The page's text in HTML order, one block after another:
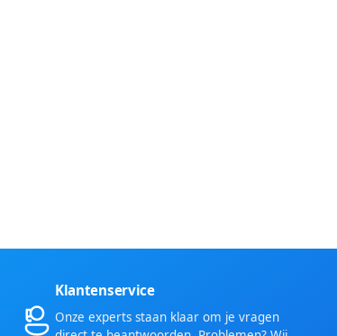
Klantenservice
Onze experts staan klaar om je vragen